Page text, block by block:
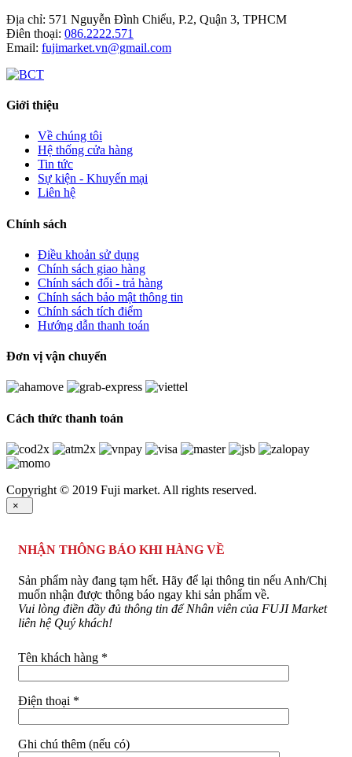
Địa chỉ: 571 Nguyễn Đình Chiểu, P.2, Quận 3, TPHCM
Điên thoại: 086.2222.571
Email: fujimarket.vn@gmail.com
Giới thiệu
Về chúng tôi
Hệ thống cửa hàng
Tin tức
Sự kiện - Khuyến mại
Liên hệ
Chính sách
Điều khoản sử dụng
Chính sách giao hàng
Chính sách đổi - trả hàng
Chính sách bảo mật thông tin
Chính sách tích điểm
Hướng dẫn thanh toán
Đơn vị vận chuyển
Cách thức thanh toán
Copyright © 2019 Fuji market. All rights reserved.
×
NHẬN THÔNG BÁO KHI HÀNG VỀ
Sản phẩm này đang tạm hết. Hãy để lại thông tin nếu Anh/Chị
muốn nhận được thông báo ngay khi sản phẩm về.
Vui lòng điền đầy đủ thông tin để Nhân viên của FUJI Market
liên hệ Quý khách!
Tên khách hàng *
Điện thoại *
Ghi chú thêm (nếu có)